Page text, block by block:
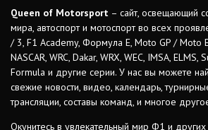
Queen of Motorsport – сайт, освещающий
мира, автоспорт и мотоспорт во всех
/ 3, F1 Academy, Формула Е, Moto GP / Moto
NASCAR, WRC, Dakar, WRX, WEC, IMSA,
Formula и другие серии. У нас вы можете
свежие новости, видео, календарь,
трансляции, составы команд, и многое
Окунитесь в увлекательный мир Ф1 и